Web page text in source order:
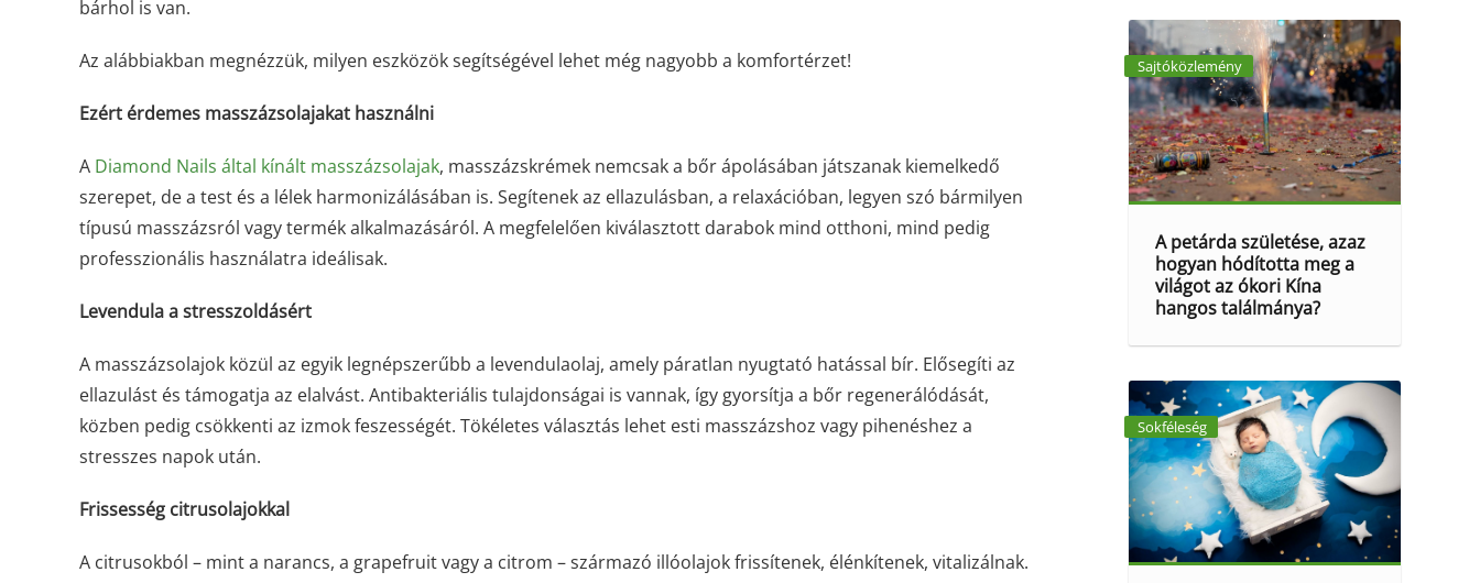
bárhol is van.
Az alábbiakban megnézzük, milyen eszközök segítségével lehet még nagyobb a komfortérzet!
Ezért érdemes masszázsolajakat használni
A Diamond Nails által kínált masszázsolajak, masszázskrémek nemcsak a bőr ápolásában játszanak kiemelkedő
szerepet, de a test és a lélek harmonizálásában is. Segítenek az ellazulásban, a relaxációban, legyen szó bármilyen
típusú masszázsról vagy termék alkalmazásáról. A megfelelően kiválasztott darabok mind otthoni, mind pedig
professzionális használatra ideálisak.
Levendula a stresszoldásért
A masszázsolajok közül az egyik legnépszerűbb a levendulaolaj, amely páratlan nyugtató hatással bír. Elősegíti az
ellazulást és támogatja az elalvást. Antibakteriális tulajdonságai is vannak, így gyorsítja a bőr regenerálódását,
közben pedig csökkenti az izmok feszességét. Tökéletes választás lehet esti masszázshoz vagy pihenéshez a
stresszes napok után.
Frissesség citrusolajokkal
A citrusokból – mint a narancs, a grapefruit vagy a citrom – származó illóolajok frissítenek, élénkítenek, vitalizálnak.
Sajtóközlemény
A petárda születése, azaz
hogyan hódította meg a
világot az ókori Kína
hangos találmánya?
Sokféleség